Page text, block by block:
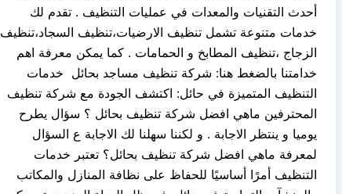
أحدث التقنيات والمعدات في عمليات التنظيف . تقدم لك
خدمات متنوعة تشمل تنظيف الارضيات،تنظيف السجاد،تنظيف
الزجاج ،تنظيف المطابخ و الحمامات . كما يمكن معرفة اهم
خدامتنا بالضغط هنا: شركة تنظيف مساجد بحائل خدمات
التنظيف المتميزة في حائل: اكتشف الجودة مع شركة تنظيف
المحترفين ماهي افضل شركة تنظيف بحائل ؟ سؤال يطرح
يوميا و ينتظر الاجابة . و لكننا سهلنا لك الاجابة ع السؤال
لمعرفة ماهي افضل شركة تنظيف بحائل؟ تعتبر خدمات
التنظيف أمرًا أساسيًا للحفاظ على نظافة المنازل والمكاتب